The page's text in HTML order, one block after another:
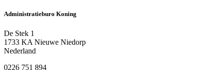
Administratieburo Koning
De Stek 1
1733 KA Nieuwe Niedorp
Nederland
0226 751 894